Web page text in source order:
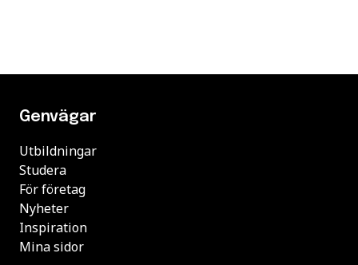
Genvägar
Utbildningar
Studera
För företag
Nyheter
Inspiration
Mina sidor